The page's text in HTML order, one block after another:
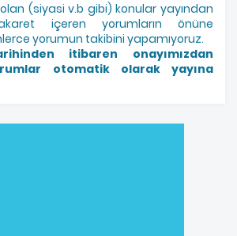
(siyasi v.b gibi) konular yayından
Hakaret içeren yorumların önüne
yorumun takibini yapamıyoruz.
itibaren onayımızdan
otomatik olarak yayına